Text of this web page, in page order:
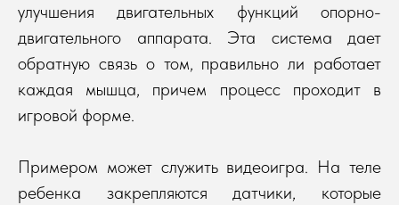
улучшения двигательных функций опорно-
двигательного аппарата. Эта система дает
обратную связь о том, правильно ли работает
каждая мышца, причем процесс проходит в
игровой форме.
Примером может служить видеоигра. На теле
ребенка закрепляются датчики, которые